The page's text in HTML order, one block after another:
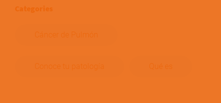
Categories
Cáncer de Pulmón
Conoce tu patología Qué es